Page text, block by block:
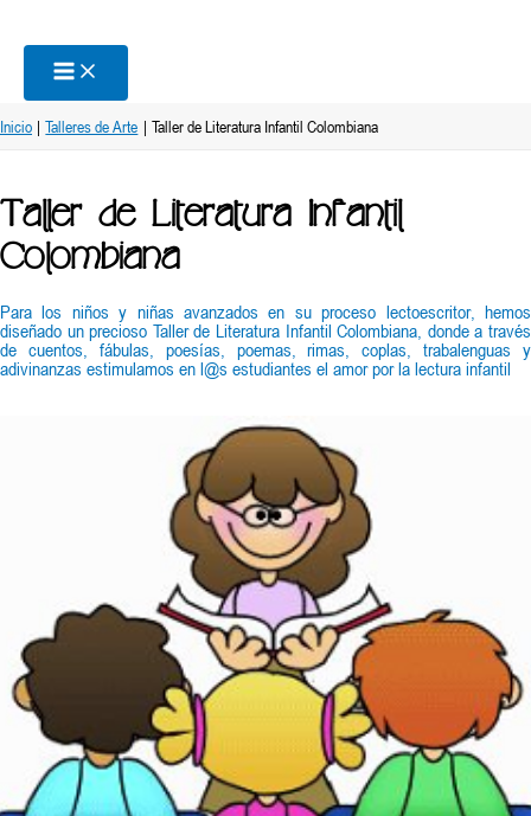
contenido
Inicio Talleres de Arte Taller de Literatura Infantil Colombiana
Taller de Literatura Infantil
Colombiana
Para los niños y niñas avanzados en su proceso lectoescritor, hemos
diseñado un precioso Taller de Literatura Infantil Colombiana, donde a través
de cuentos, fábulas, poesías, poemas, rimas, coplas, trabalenguas y
adivinanzas estimulamos en l@s estudiantes el amor por la lectura infantil